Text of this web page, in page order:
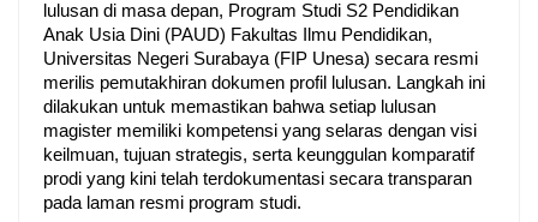
lulusan di masa depan, Program Studi S2 Pendidikan
Anak Usia Dini (PAUD) Fakultas Ilmu Pendidikan,
Universitas Negeri Surabaya (FIP Unesa) secara resmi
merilis pemutakhiran dokumen profil lulusan. Langkah ini
dilakukan untuk memastikan bahwa setiap lulusan
magister memiliki kompetensi yang selaras dengan visi
keilmuan, tujuan strategis, serta keunggulan komparatif
prodi yang kini telah terdokumentasi secara transparan
pada laman resmi program studi.